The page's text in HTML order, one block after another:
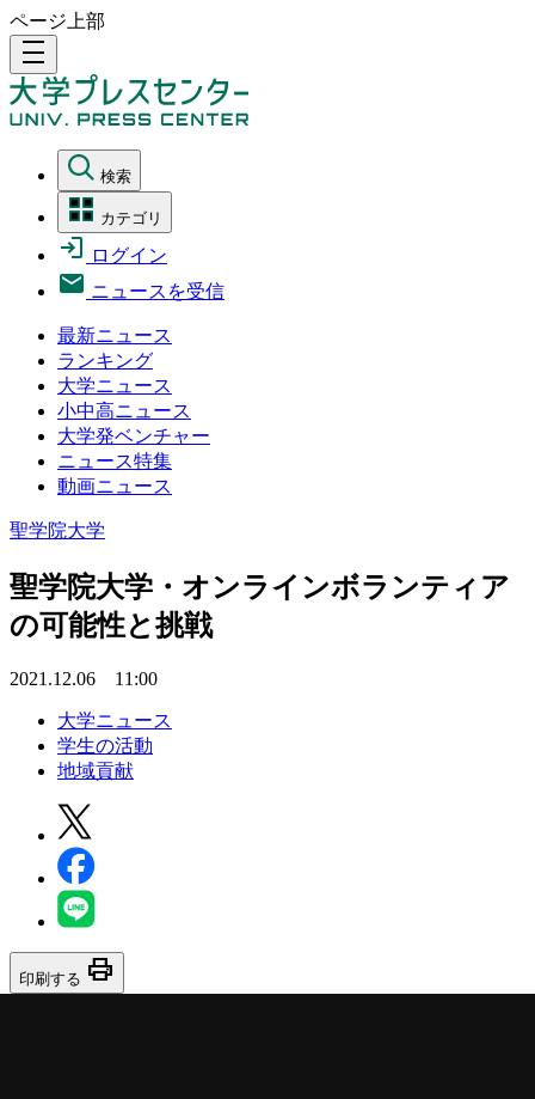
ページ上部
density_medium
検索
カテゴリ
ログイン
ニュースを受信
最新ニュース
ランキング
大学ニュース
小中高ニュース
大学発ベンチャー
ニュース特集
動画ニュース
聖学院大学
聖学院大学・オンラインボランティア
の可能性と挑戦
2021.12.06 11:00
大学ニュース
学生の活動
地域貢献
印刷する print